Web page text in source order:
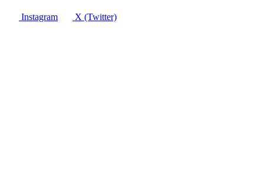
Instagram X (Twitter)